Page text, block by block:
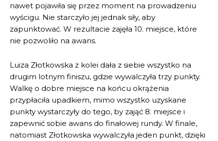
nawet pojawiła się przez moment na prowadzeniu
wyścigu. Nie starczyło jej jednak siły, aby
zapunktować. W rezultacie zajęła 10. miejsce, które
nie pozwoliło na awans.
Luiza Złotkowska z kolei dała z siebie wszystko na
drugim lotnym finiszu, gdzie wywalczyła trzy punkty.
Walkę o dobre miejsce na końcu okrążenia
przypłaciła upadkiem, mimo wszystko uzyskane
punkty wystarczyły do tego, by zająć 8. miejsce i
zapewnić sobie awans do finałowej rundy. W finale,
natomiast Złotkowska wywalczyła jeden punkt, dzięki